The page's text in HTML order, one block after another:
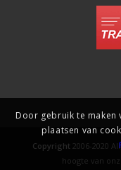
Copyright2006-2020
hoogte van
Door gebruik te maken
plaatsen van